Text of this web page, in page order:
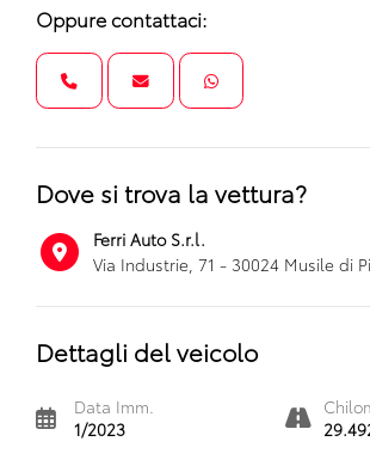
Oppure contattaci:
Dove si trova la vettura?
Ferri Auto S.r.l.
Via Industrie, 71 - 30024 Musile di
Dettagli del veicolo
Data Imm.
1/2023